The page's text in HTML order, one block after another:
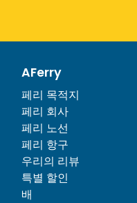
AFerry
페리 목적지
페리 회사
페리 노선
페리 항구
우리의 리뷰
특별 할인
배